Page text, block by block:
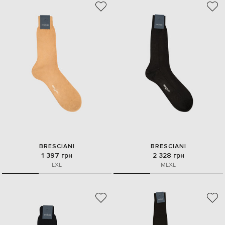
BRESCIANI
1 397 грн
LXL
BRESCIANI
2 328 грн
MLXL